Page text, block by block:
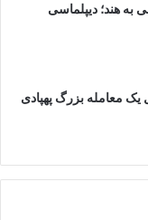
به هند؛ دیپلماسی
یک معامله بزرگ پهپادی